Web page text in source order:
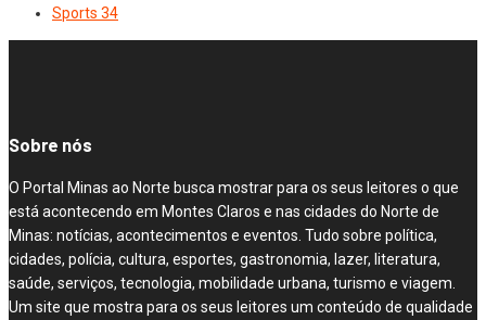
Sports 34
Sobre nós
O Portal Minas ao Norte busca mostrar para os seus leitores o que
está acontecendo em Montes Claros e nas cidades do Norte de
Minas: notícias, acontecimentos e eventos. Tudo sobre política,
cidades, polícia, cultura, esportes, gastronomia, lazer, literatura,
saúde, serviços, tecnologia, mobilidade urbana, turismo e viagem.
Um site que mostra para os seus leitores um conteúdo de qualidade